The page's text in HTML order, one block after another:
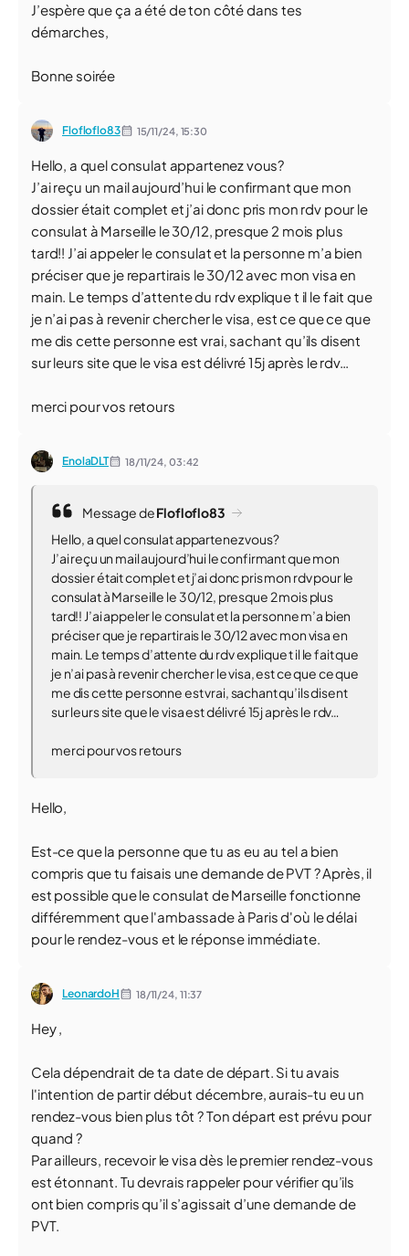
J’espère que ça a été de ton côté dans tes
démarches,
Bonne soirée
Flofloflo83 15/11/24, 15:30
Hello, a quel consulat appartenez vous?
J’ai reçu un mail aujourd’hui le confirmant que mon
dossier était complet et j’ai donc pris mon rdv pour le
consulat à Marseille le 30/12, presque 2 mois plus
tard!! J’ai appeler le consulat et la personne m’a bien
préciser que je repartirais le 30/12 avec mon visa en
main. Le temps d’attente du rdv explique t il le fait que
je n’ai pas à revenir chercher le visa, est ce que ce que
me dis cette personne est vrai, sachant qu’ils disent
sur leurs site que le visa est délivré 15j après le rdv…
merci pour vos retours
EnolaDLT 18/11/24, 03:42
Message deFlofloflo83
Hello, a quel consulat appartenez vous?
J’ai reçu un mail aujourd’hui le confirmant que mon
dossier était complet et j’ai donc pris mon rdv pour le
consulat à Marseille le 30/12, presque 2 mois plus
tard!! J’ai appeler le consulat et la personne m’a bien
préciser que je repartirais le 30/12 avec mon visa en
main. Le temps d’attente du rdv explique t il le fait que
je n’ai pas à revenir chercher le visa, est ce que ce que
me dis cette personne est vrai, sachant qu’ils disent
sur leurs site que le visa est délivré 15j après le rdv…
merci pour vos retours
Hello,
Est-ce que la personne que tu as eu au tel a bien
compris que tu faisais une demande de PVT ? Après, il
est possible que le consulat de Marseille fonctionne
différemment que l'ambassade à Paris d'où le délai
pour le rendez-vous et le réponse immédiate.
LeonardoH 18/11/24, 11:37
Hey ,
Cela dépendrait de ta date de départ. Si tu avais
l'intention de partir début décembre, aurais-tu eu un
rendez-vous bien plus tôt ? Ton départ est prévu pour
quand ?
Par ailleurs, recevoir le visa dès le premier rendez-vous
est étonnant. Tu devrais rappeler pour vérifier qu’ils
ont bien compris qu’il s’agissait d’une demande de
PVT.